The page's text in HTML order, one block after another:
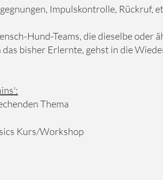
Impulskontrolle, Rückruf,
Hund-Teams, die dieselbe oder
bisher Erlernte, gehst in die
Thema
Kurs/Workshop